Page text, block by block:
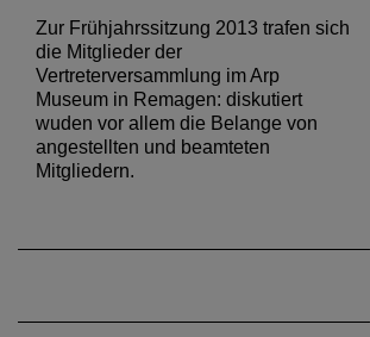
Zur Frühjahrssitzung 2013 trafen sich
die Mitglieder der
Vertreterversammlung im Arp
Museum in Remagen: diskutiert
wuden vor allem die Belange von
angestellten und beamteten
Mitgliedern.